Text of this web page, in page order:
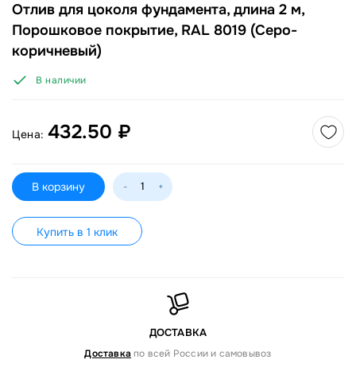
Отлив для цоколя фундамента, длина 2 м,
Порошковое покрытие, RAL 8019 (Серо-
коричневый)
В наличии
Цена: 432.50 ₽
В корзину - +
Купить в 1 клик
ДОСТАВКА
Доставка по всей России и самовывоз